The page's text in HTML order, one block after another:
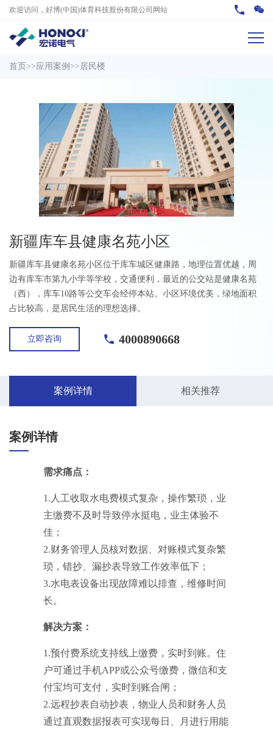
欢迎访问，好博(中国)体育科技股份有限公司网站
首页 >>应用案例 >> 居民楼
新疆库车县健康名苑小区
新疆库车县健康名苑小区位于库车城区健康路，地理位置优越，周
边有库车市第九小学等学校，交通便利，最近的公交站是健康名苑
（西），库车10路等公交车会经停本站。小区环境优美，绿地面积
占比较高，是居民生活的理想选择。
立即咨询 4000890668
案例详情 相关推荐
案例详情
需求痛点：
1.人工收取水电费模式复杂，操作繁琐，业
主缴费不及时导致停水挺电，业主体验不
佳；
2.财务管理人员核对数据、对账模式复杂繁
琐，错抄、漏抄表导致工作效率低下；
3.水电表设备出现故障难以排查，维修时间
长。
解决方案：
1.预付费系统支持线上缴费，实时到账。住
户可通过手机APP或公众号缴费，微信和支
付宝均可支付，实时到账合闸；
2.远程抄表自动抄表，物业人员和财务人员
通过直观数据报表可实现每日、月进行用能